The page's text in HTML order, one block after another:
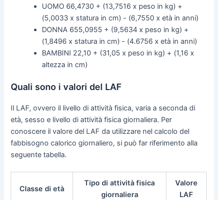
UOMO 66,4730 + (13,7516 x peso in kg) +
(5,0033 x statura in cm) - (6,7550 x età in anni)
DONNA 655,0955 + (9,5634 x peso in kg) +
(1,8496 x statura in cm) - (4.6756 x età in anni)
BAMBINI 22,10 + (31,05 x peso in kg) + (1,16 x
altezza in cm)
Quali sono i valori del LAF
Il LAF, ovvero il livello di attività fisica, varia a seconda di
età, sesso e livello di attività fisica giornaliera. Per
conoscere il valore del LAF da utilizzare nel calcolo del
fabbisogno calorico giornaliero, si può far riferimento alla
seguente tabella.
Classe di età
Tipo di attività fisica
giornaliera
Valore
LAF